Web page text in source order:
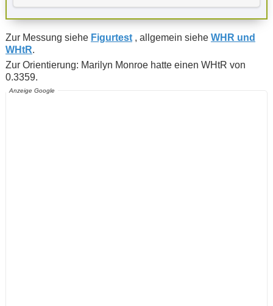
Zur Messung siehe Figurtest, allgemein siehe WHR und
WHtR.
Zur Orientierung: Marilyn Monroe hatte einen WHtR von
0.3359.
Anzeige Google